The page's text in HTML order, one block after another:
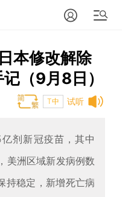
本修改解除
（9月8日）
试听
T中
剂新冠疫苗，其中
美洲区域新发病例数
持稳定，新增死亡病